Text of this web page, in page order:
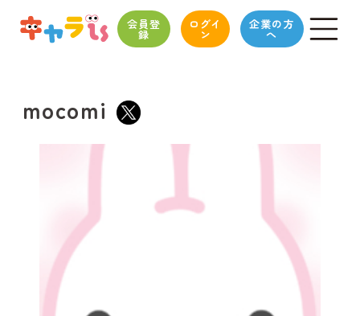
会員登
録
ログイ
ン
企業の方
へ
mocomi